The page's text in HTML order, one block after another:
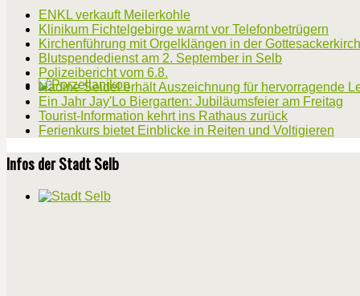
ENKL verkauft Meilerkohle
Klinikum Fichtelgebirge warnt vor Telefonbetrügern
Kirchenführung mit Orgelklängen in der
Blutspendedienst am 2. September in Selb
Polizeibericht vom 6.8.
Nadine Seidel erhält Auszeichnung für hervorragende
Ein Jahr Jay'Lo Biergarten: Jubiläumsfeier am Freitag
Tourist-Information kehrt ins Rathaus zurück
Ferienkurs bietet Einblicke in Reiten und Voltigieren
Infos der Stadt Selb